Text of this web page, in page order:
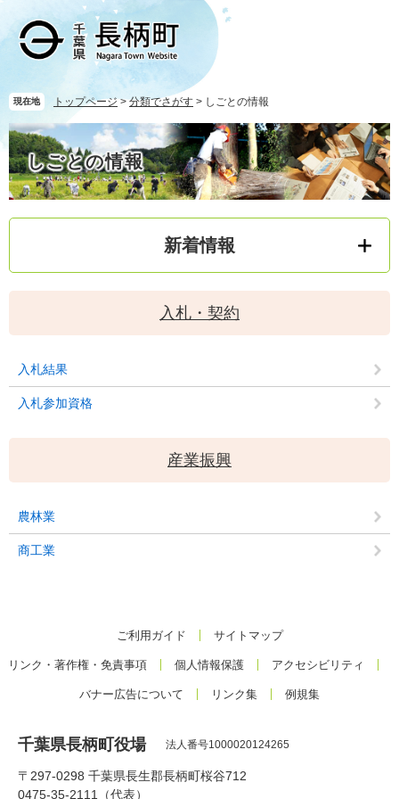
ー
で
す
。
ニ
ば
し
て
本
文
へ
現在地 トップページ >分類でさがす > しごとの情報
本
文
しごとの情報
新着情報
入札・契約
入札結果
入札参加資格
産業振興
農林業
商工業
ご利用ガイド サイトマップ
リンク・著作権・免責事項 個人情報保護 アクセシビリティ
バナー広告について リンク集 例規集
千葉県長柄町役場 法人番号1000020124265
〒297-0298 千葉県長生郡長柄町桜谷712
0475-35-2111（代表）